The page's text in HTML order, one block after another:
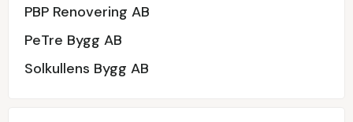
PBP Renovering AB
PeTre Bygg AB
Solkullens Bygg AB